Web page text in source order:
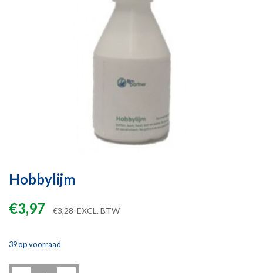
Hobbylijm
€3,97 €3,28 EXCL. BTW
39 op voorraad